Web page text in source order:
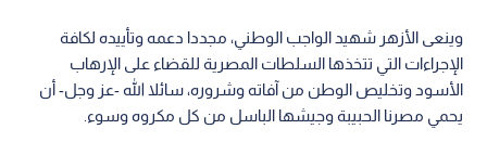
وينعى الأزهر شهيد الواجب الوطني، مجددا دعمه وتأييده لكافة
الإجراءات التي تتخذها السلطات المصرية للقضاء على الإرهاب
الأسود وتخليص الوطن من آفاته وشروره، سائلا الله -عز وجل- أن
يحمي مصرنا الحبيبة وجيشها الباسل من كل مكروه وسوء.